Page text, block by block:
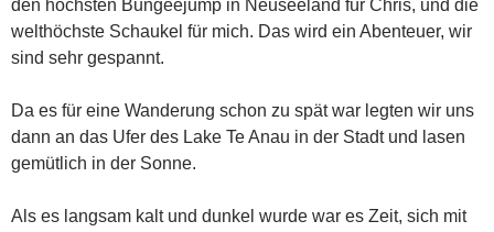
den höchsten Bungeejump in Neuseeland für Chris, und die
welthöchste Schaukel für mich. Das wird ein Abenteuer, wir
sind sehr gespannt.
Da es für eine Wanderung schon zu spät war legten wir uns
dann an das Ufer des Lake Te Anau in der Stadt und lasen
gemütlich in der Sonne.
Als es langsam kalt und dunkel wurde war es Zeit, sich mit